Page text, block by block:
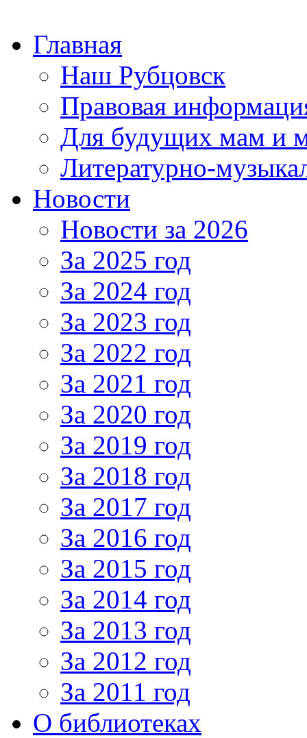
Главная
Наш Рубцовск
Правовая
Для будущих мам и
Литературно-
Новости
Новости за 2026
За 2025 год
За 2024 год
За 2023 год
За 2022 год
За 2021 год
За 2020 год
За 2019 год
За 2018 год
За 2017 год
За 2016 год
За 2015 год
За 2014 год
За 2013 год
За 2012 год
За 2011 год
О библиотеках